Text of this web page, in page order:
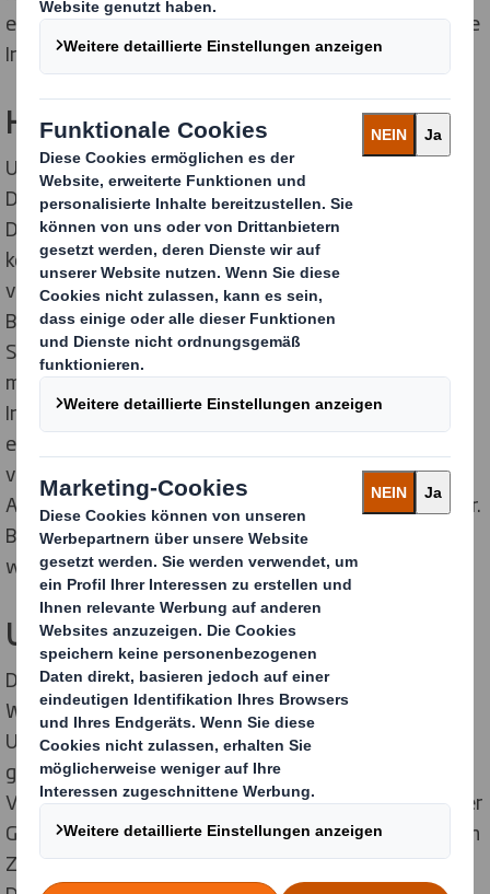
entsprechenden Rechtsverletzungen werden wir diese
Inhalte umgehend entfernen.
Haftung für Links
Unser Angebot enthält Links zu externen Webseiten
Dritter, auf deren Inhalte wir keinen Einfluss haben.
Deshalb können wir für diese fremden Inhalte auch
keine Gewähr übernehmen. Für die Inhalte der
verlinkten Seiten ist stets der jeweilige Anbieter oder
Betreiber der Seiten verantwortlich. Die verlinkten
Seiten wurden zum Zeitpunkt der Verlinkung auf
mögliche Rechtsverstöße überprüft. Rechtswidrige
Inhalte waren zum Zeitpunkt der Verlinkung nicht
erkennbar. Eine permanente inhaltliche Kontrolle der
verlinkten Seiten ist jedoch ohne konkrete
Anhaltspunkte einer Rechtsverletzung nicht zumutbar.
Bei bekannt werden von Rechtsverletzungen werden
wir derartige Links umgehend entfernen.
Urheberrecht
Die durch die Seitenbetreiber erstellten Inhalte und
Werke auf diesen Seiten unterliegen dem deutschen
Urheberrecht. Beiträge Dritter sind als solche
gekennzeichnet. Die Vervielfältigung, Bearbeitung,
Verbreitung und jede Art der Verwertung außerhalb der
Grenzen des Urheberrechtes bedürfen der schriftlichen
Zustimmung des jeweiligen Autors bzw. Erstellers.